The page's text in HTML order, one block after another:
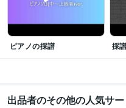
ピアノの採譜 採
出品者のその他の人気サ